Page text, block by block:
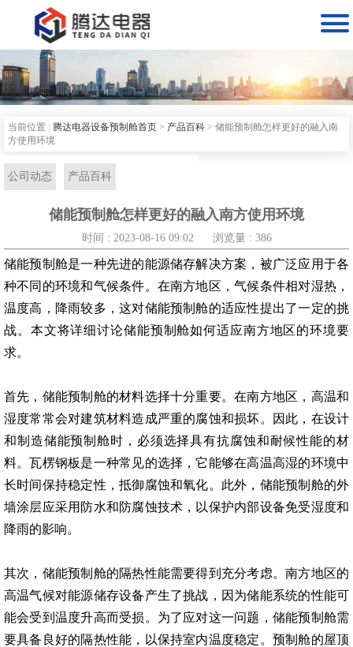

当前位置 : 腾达电器设备预制舱首页 > 产品百科 > 储能预制舱怎样更好的融入南
方使用环境
公司动态 产品百科
储能预制舱怎样更好的融入南方使用环境
时间 : 2023-08-16 09:02 浏览量 : 386
储能预制舱是一种先进的能源储存解决方案，被广泛应用于各
种不同的环境和气候条件。在南方地区，气候条件相对湿热，
温度高，降雨较多，这对储能预制舱的适应性提出了一定的挑
战。本文将详细讨论储能预制舱如何适应南方地区的环境要
求。
首先，储能预制舱的材料选择十分重要。在南方地区，高温和
湿度常常会对建筑材料造成严重的腐蚀和损坏。因此，在设计
和制造储能预制舱时，必须选择具有抗腐蚀和耐候性能的材
料。瓦楞钢板是一种常见的选择，它能够在高温高湿的环境中
长时间保持稳定性，抵御腐蚀和氧化。此外，储能预制舱的外
墙涂层应采用防水和防腐蚀技术，以保护内部设备免受湿度和
降雨的影响。
其次，储能预制舱的隔热性能需要得到充分考虑。南方地区的
高温气候对能源储存设备产生了挑战，因为储能系统的性能可
能会受到温度升高而受损。为了应对这一问题，储能预制舱需
要具备良好的隔热性能，以保持室内温度稳定。预制舱的屋顶